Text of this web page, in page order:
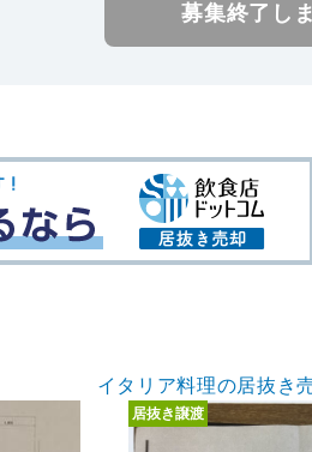
募集終了し
イタリア料理の居抜き
居抜き譲渡